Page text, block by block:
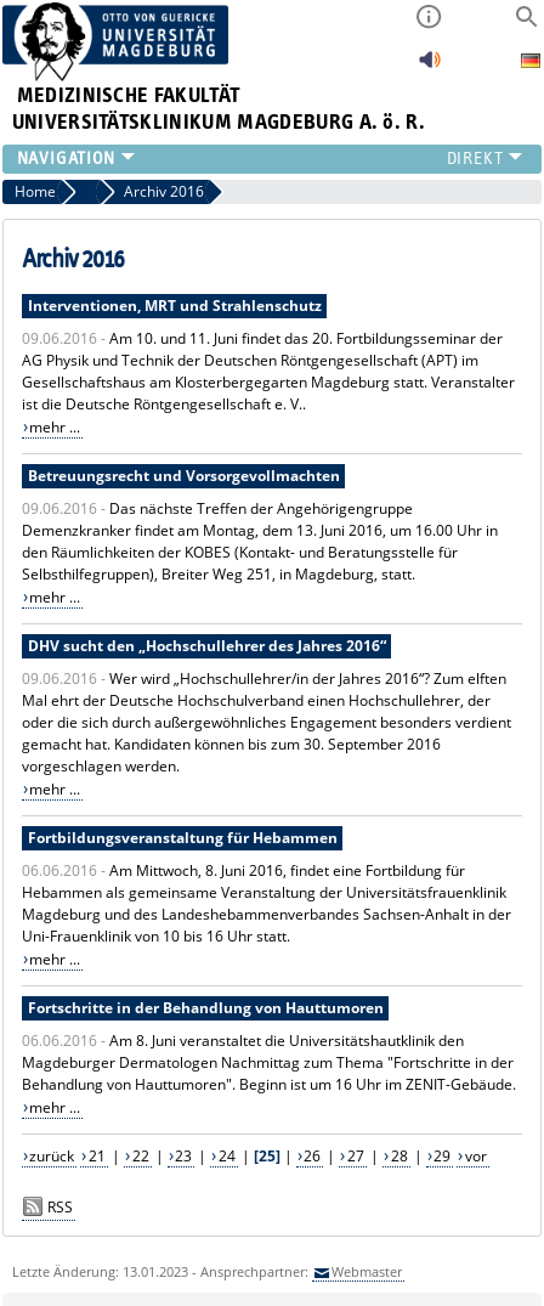
MEDIZINISCHE FAKULTÄT
UNIVERSITÄTSKLINIKUM MAGDEBURG A. ö. R.
INSTITUTE
KLINIKEN
ZENTRALE EINRICHTUNGEN
PRESSE
ÜBER UNS
INTERNATIONAL
INTRANET
Home Archiv News
Archiv 2016
Archiv 2016
Interventionen, MRT und Strahlenschutz
09.06.2016 -Am 10. und 11. Juni findet das 20. Fortbildungsseminar der
AG Physik und Technik der Deutschen Röntgengesellschaft (APT) im
Gesellschaftshaus am Klosterbergegarten Magdeburg statt. Veranstalter
ist die Deutsche Röntgengesellschaft e. V..
mehr ...
Betreuungsrecht und Vorsorgevollmachten
09.06.2016 - Das nächste Treffen der Angehörigengruppe
Demenzkranker findet am Montag, dem 13. Juni 2016, um 16.00 Uhr in
den Räumlichkeiten der KOBES (Kontakt- und Beratungsstelle für
Selbsthilfegruppen), Breiter Weg 251, in Magdeburg, statt.
mehr ...
DHV sucht den „Hochschullehrer des Jahres 2016“
09.06.2016 -Wer wird „Hochschullehrer/in der Jahres 2016“? Zum elften
Mal ehrt der Deutsche Hochschulverband einen Hochschullehrer, der
oder die sich durch außergewöhnliches Engagement besonders verdient
gemacht hat. Kandidaten können bis zum 30. September 2016
vorgeschlagen werden.
mehr ...
Fortbildungsveranstaltung für Hebammen
06.06.2016 -Am Mittwoch, 8. Juni 2016, findet eine Fortbildung für
Hebammen als gemeinsame Veranstaltung der Universitätsfrauenklinik
Magdeburg und des Landeshebammenverbandes Sachsen-Anhalt in der
Uni-Frauenklinik von 10 bis 16 Uhr statt.
mehr ...
Fortschritte in der Behandlung von Hauttumoren
06.06.2016 -Am 8. Juni veranstaltet die Universitätshautklinik den
Magdeburger Dermatologen Nachmittag zum Thema "Fortschritte in der
Behandlung von Hauttumoren". Beginn ist um 16 Uhr im ZENIT-Gebäude.
mehr ...
zurück 21 | 22 | 23 | 24 | [25]| 26 | 27 | 28 | 29 vor
RSS
Letzte Änderung: 13.01.2023 - Ansprechpartner: Webmaster